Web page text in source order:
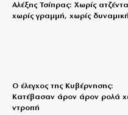
Αλέξης Τσίπρας: Χωρίς
χωρίς γραμμή, χωρίς δυναμική
Ο έλεγχος της Κυβέρνησης:
Κατέβασαν άρον άρον ρολά
ντροπή